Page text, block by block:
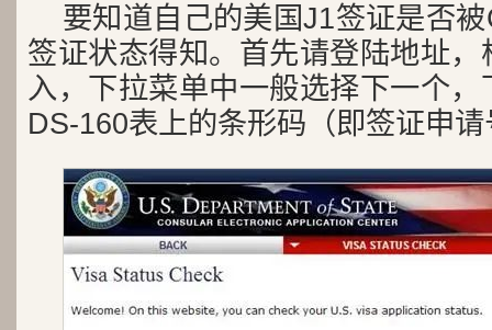
要知道自己的美国J1签证是否
签证状态得知。首先请登陆地址
入，下拉菜单中一般选择下一个
DS-160表上的条形码（即签证申